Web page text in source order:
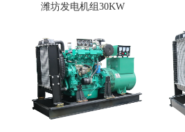
潍坊发电机组30KW